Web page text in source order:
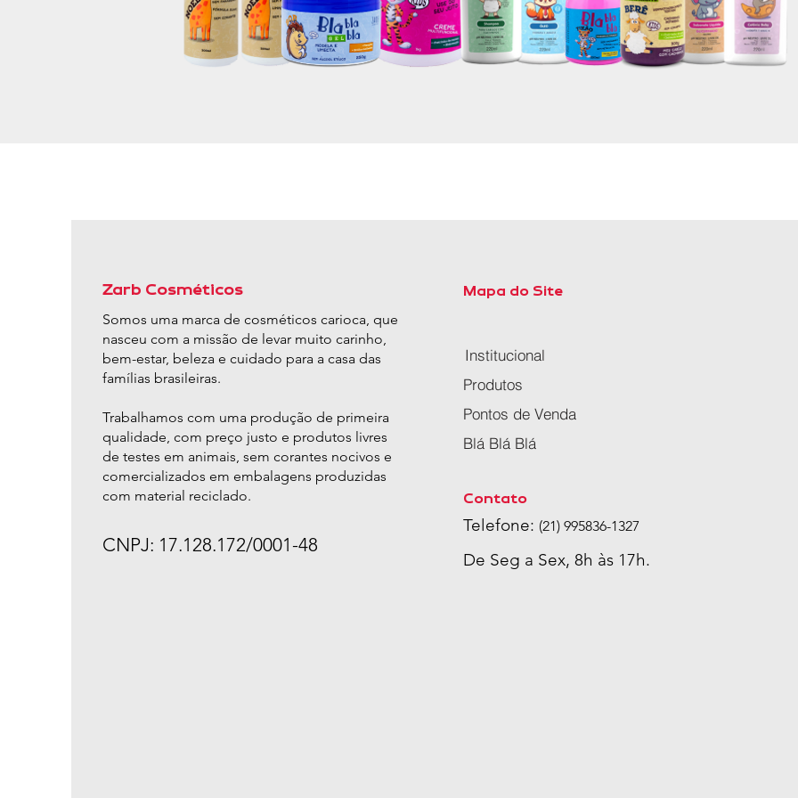
Zarb Cosméticos
Somos uma marca de cosméticos carioca, que
nasceu com a missão de levar muito carinho,
bem-estar, beleza e cuidado para a casa das
famílias brasileiras.
Trabalhamos com uma produção de primeira
qualidade, com preço justo e produtos livres
de testes em animais, sem corantes nocivos e
comercializados em embalagens produzidas
com material reciclado.
CNPJ: 17.128.172/0001-48
Mapa do Site
Institucional
Produtos
Pontos de Venda
Blá Blá Blá
Contato
Telefone: (21) 995836-1327
De Seg a Sex, 8h às 17h.